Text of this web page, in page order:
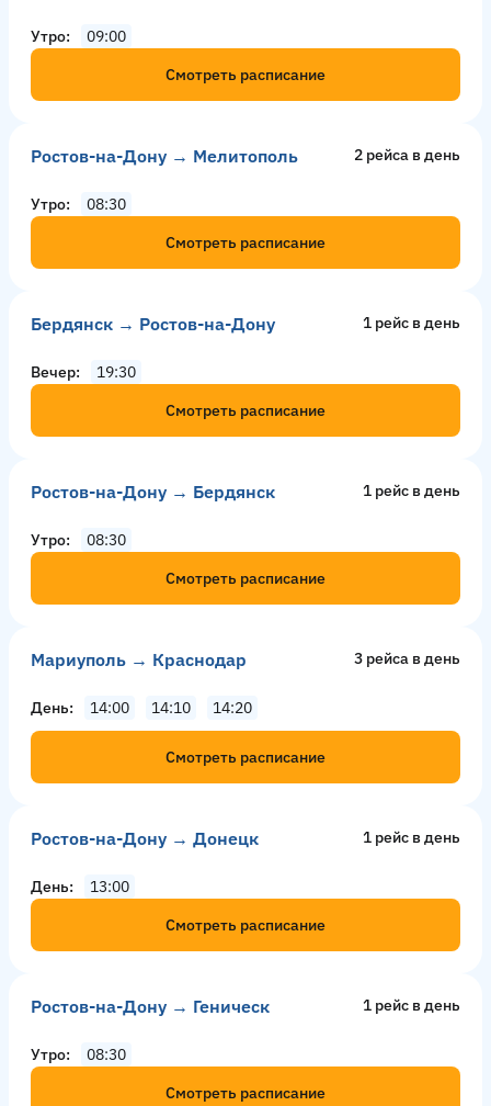
Утро
09:00
Смотреть расписание
Ростов-на-Дону → Мелитополь 2 рейсa в день
Утро
08:30
Смотреть расписание
Бердянск → Ростов-на-Дону 1 рейс в день
Вечер
19:30
Смотреть расписание
Ростов-на-Дону → Бердянск 1 рейс в день
Утро
08:30
Смотреть расписание
Мариуполь → Краснодар 3 рейсa в день
День 14:00 14:10 14:20
Смотреть расписание
Ростов-на-Дону → Донецк 1 рейс в день
День
13:00
Смотреть расписание
Ростов-на-Дону → Геническ 1 рейс в день
Утро
08:30
Смотреть расписание